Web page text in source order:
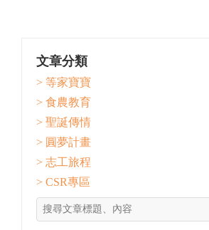
文章分類
> 等家寶寶
> 食農教育
> 聖誕傳情
> 圓夢計畫
> 志工旅程
> CSR專區